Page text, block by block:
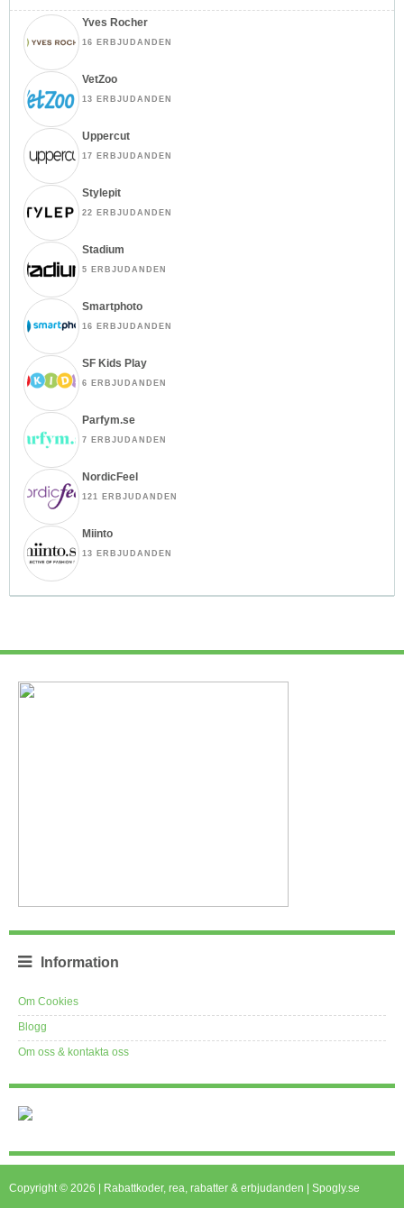
Yves Rocher
16 ERBJUDANDEN
VetZoo
13 ERBJUDANDEN
Uppercut
17 ERBJUDANDEN
Stylepit
22 ERBJUDANDEN
Stadium
5 ERBJUDANDEN
Smartphoto
16 ERBJUDANDEN
SF Kids Play
6 ERBJUDANDEN
Parfym.se
7 ERBJUDANDEN
NordicFeel
121 ERBJUDANDEN
Miinto
13 ERBJUDANDEN
Information
Om Cookies
Blogg
Om oss & kontakta oss
Copyright © 2026 | Rabattkoder, rea, rabatter & erbjudanden | Spogly.se